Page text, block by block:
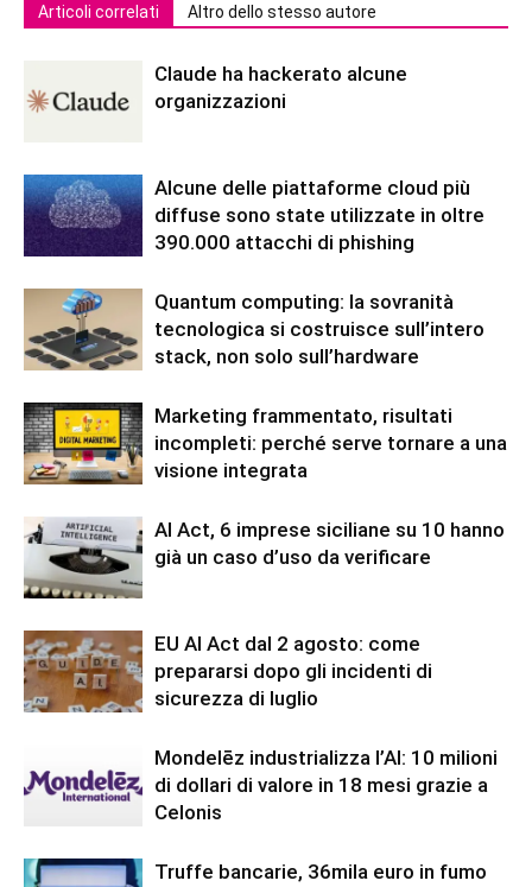
Articoli correlati Altro dello stesso autore
Claude ha hackerato alcune
organizzazioni
Alcune delle piattaforme cloud più
diffuse sono state utilizzate in oltre
390.000 attacchi di phishing
Quantum computing: la sovranità
tecnologica si costruisce sull’intero
stack, non solo sull’hardware
Marketing frammentato, risultati
incompleti: perché serve tornare a una
visione integrata
AI Act, 6 imprese siciliane su 10 hanno
già un caso d’uso da verificare
EU AI Act dal 2 agosto: come
prepararsi dopo gli incidenti di
sicurezza di luglio
Mondelēz industrializza l’AI: 10 milioni
di dollari di valore in 18 mesi grazie a
Celonis
Truffe bancarie, 36mila euro in fumo